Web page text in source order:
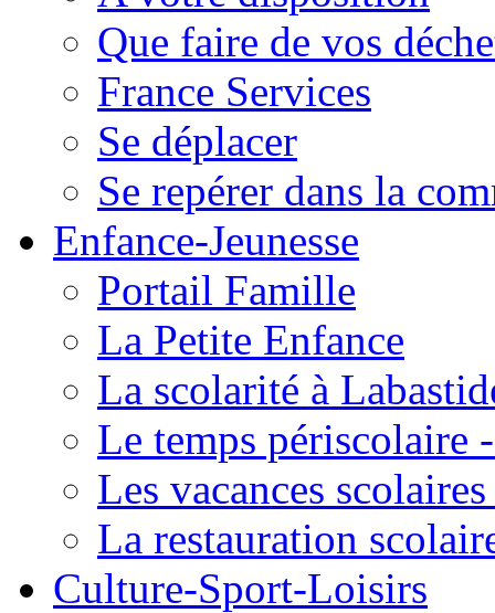
Que faire de vos
France Services
Se déplacer
Se repérer dans la
Enfance-Jeunesse
Portail Famille
La Petite Enfance
La scolarité à
Le temps périscolaire
Les vacances
La restauration
Culture-Sport-Loisirs